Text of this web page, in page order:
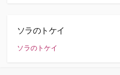
ソラのトケイ
ソラのトケイ